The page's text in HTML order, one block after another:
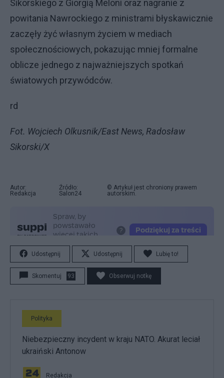
Sikorskiego z Giorgią Meloni oraz nagranie z
powitania Nawrockiego z ministrami błyskawicznie
zaczęły żyć własnym życiem w mediach
społecznościowych, pokazując mniej formalne
oblicze jednego z najważniejszych spotkań
światowych przywódców.
rd
Fot. Wojciech Olkusnik/East News, Radosław
Sikorski/X
Autor:
Redakcja
Źródło:
Salon24
© Artykuł jest chroniony prawem
autorskim.
Udostępnij Udostępnij Lubię to!
Skomentuj 93 Obserwuj notkę
Polityka
Niebezpieczny incydent w kraju NATO. Akurat leciał
ukraiński Antonow
Redakcja